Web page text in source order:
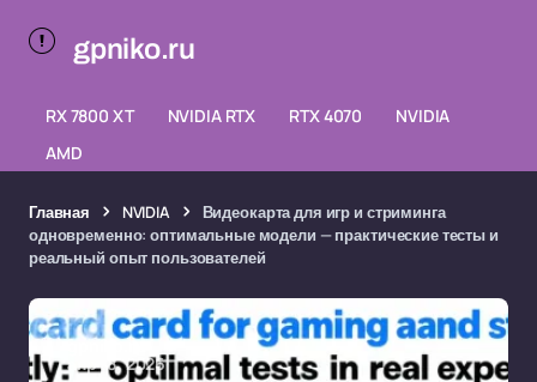
gpniko.ru
RX 7800 XT NVIDIA RTX RTX 4070
NVIDIA
AMD
Главная NVIDIA
Видеокарта для игр и стриминга
одновременно: оптимальные модели — практические тесты и
реальный опыт пользователей
gpniko.ru
апр 18, 2026